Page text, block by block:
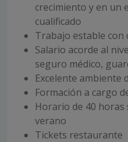
crecimiento y en un
cualificado
Trabajo estable
Salario acorde al
seguro médico,
Excelente ambiente
Formación a cargo
Horario de 40
verano
Tickets restaurante